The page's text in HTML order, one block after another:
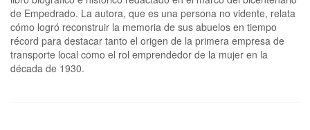
de Empedrado. La autora, que es una persona no vidente, relata
cómo logró reconstruir la memoria de sus abuelos en tiempo
récord para destacar tanto el origen de la primera empresa de
transporte local como el rol emprendedor de la mujer en la
década de 1930.